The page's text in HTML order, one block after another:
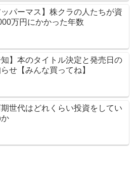
ッパーマス】株クラの人たちが資
万円にかかった年数
知】本のタイトル決定と発売日の
せ【みんな買ってね】
世代はどれくらい投資をしてい